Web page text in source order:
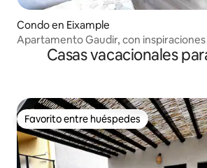
Condo en Eixample
Apartamento Gaudir, con
Luminoso, céntrico y seguro.
Casas vacacionales
Favorito entre huéspedes
Favorito entre huéspedes